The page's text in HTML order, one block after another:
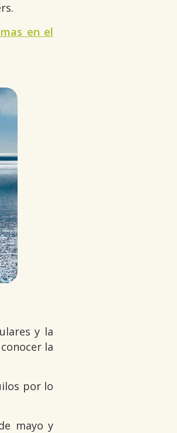
en el
y la
la
por lo
mayo y